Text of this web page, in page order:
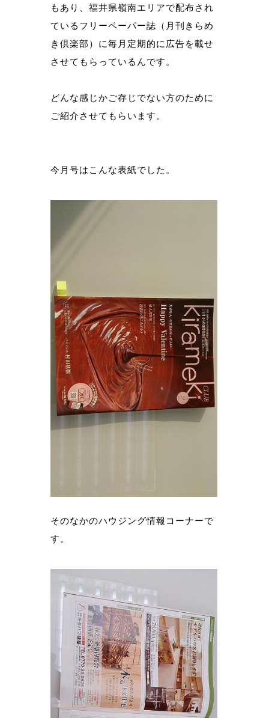
もあり、 福井県嶺南エリアで配布され
ているフリーペーパー誌（月刊きらめ
き倶楽部）に毎月定期的に広告を載せ
させてもらっているんです。
どんな感じかご存じでない方のために
ご紹介させてもらいます。
今月号はこんな表紙でした。
そのなかのハウジング情報コーナーで
す。